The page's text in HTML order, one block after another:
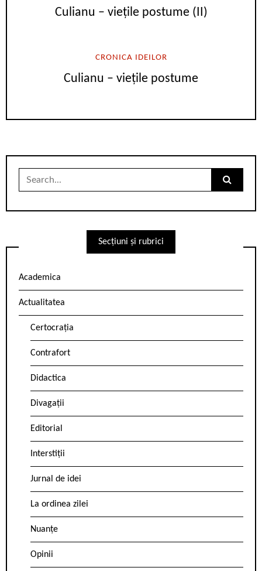
Culianu – viețile postume (II)
CRONICA IDEILOR
Culianu – viețile postume
Search
Secțiuni și rubrici
Academica
Actualitatea
Certocrația
Contrafort
Didactica
Divagații
Editorial
Interstiții
Jurnal de idei
La ordinea zilei
Nuanțe
Opinii